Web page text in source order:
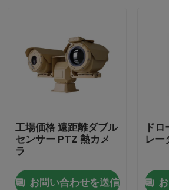
工場価格 遠距離ダブル
センサー PTZ 熱カメ
ラ
お問い合わせを送信
ド
レー